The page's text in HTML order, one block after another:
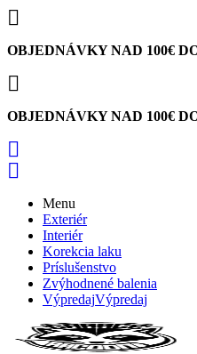

OBJEDNÁVKY NAD 100€

OBJEDNÁVKY NAD 100€


Menu
Exteriér
Interiér
Korekcia laku
Príslušenstvo
Zvýhodnené balenia
VýpredajVýpredaj